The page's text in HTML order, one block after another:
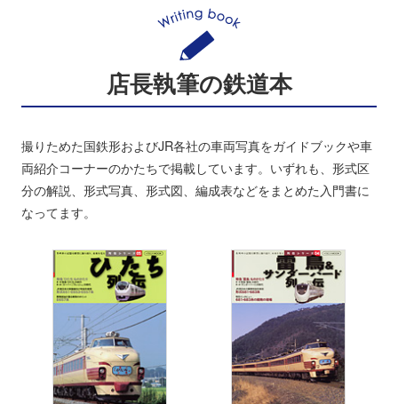
店長執筆の鉄道本
撮りためた国鉄形およびJR各社の車両写真をガイドブックや車
両紹介コーナーのかたちで掲載しています。いずれも、形式区
分の解説、形式写真、形式図、編成表などをまとめた入門書に
なってます。